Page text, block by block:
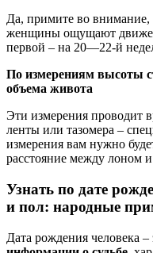
Да, примите во внимание,
женщины ощущают
первой – на 20—22-й
По измерениям высоты
объема живота
Эти измерения проводит
ленты или тазомера –
измерения вам нужно
расстояние между
Узнать по дате
и пол: народные
Дата рождения человека